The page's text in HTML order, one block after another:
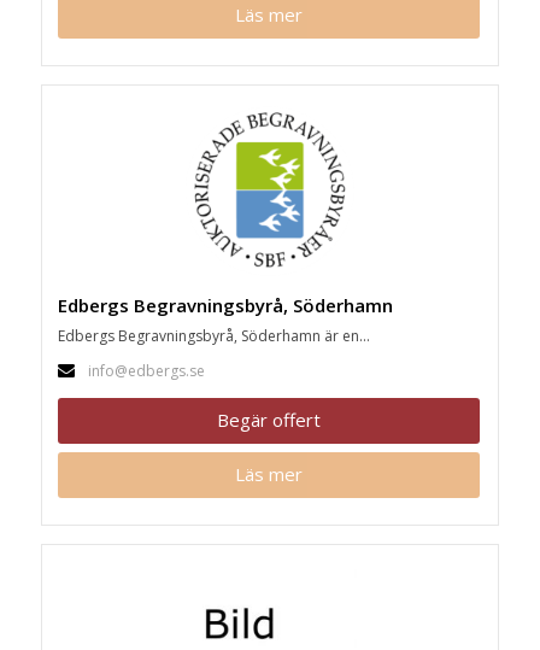
Läs mer
Edbergs Begravningsbyrå, Söderhamn
Edbergs Begravningsbyrå, Söderhamn är en...
info@edbergs.se
Begär offert
Läs mer